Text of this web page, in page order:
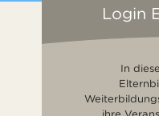
Login
In